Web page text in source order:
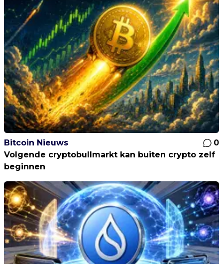
Bitcoin Nieuws
0
Volgende cryptobullmarkt kan buiten crypto zelf
beginnen